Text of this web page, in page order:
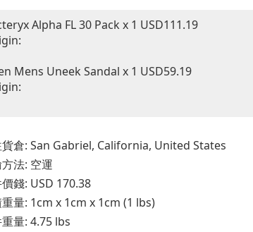
Alpha FL 30 Pack x 1 USD111.19
Mens Uneek Sandal x 1 USD59.19
倉: San Gabriel, California, United States
法: 空運
錢: USD 170.38
量: 1cm x 1cm x 1cm (1 lbs)
量: 4.75 lbs